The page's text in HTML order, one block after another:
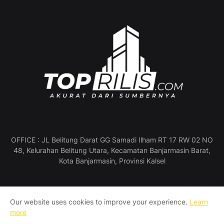
OFFICE : JL Belitung Darat GG Samadi Ilham RT 17 RW 02 NO
48, Kelurahan Belitung Utara, Kecamatan Banjarmasin Barat,
Kota Banjarmasin, Provinsi Kalsel
Profil Perusahaan
Pedoman Media Siber
Our website uses cookies to improve your experience. Learn
more